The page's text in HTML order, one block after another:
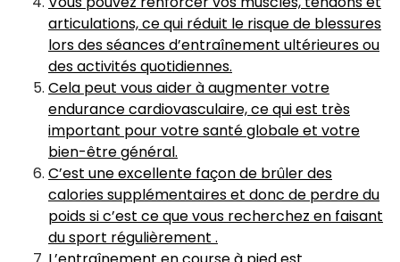
articulations, ce qui réduit le risque de blessures
lors des séances d’entraînement ultérieures ou
des activités quotidiennes.
Cela peut vous aider à augmenter votre
endurance cardiovasculaire, ce qui est très
important pour votre santé globale et votre
bien-être général.
C’est une excellente façon de brûler des
calories supplémentaires et donc de perdre du
poids si c’est ce que vous recherchez en faisant
du sport régulièrement .